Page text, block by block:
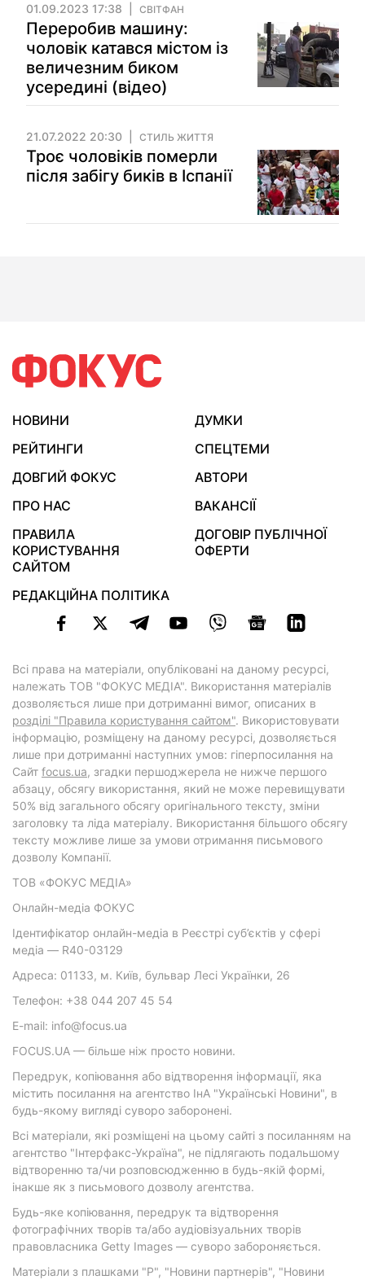
01.09.2023 17:38 СВІТФАН
Переробив машину:
чоловік катався містом із
величезним биком
усередині (відео)
21.07.2022 20:30 СТИЛЬ ЖИТТЯ
Троє чоловіків померли
після забігу биків в Іспанії
НОВИНИ
ДУМКИ
РЕЙТИНГИ
СПЕЦТЕМИ
ДОВГИЙ ФОКУС
АВТОРИ
ПРО НАС
ВАКАНСІЇ
ПРАВИЛА
КОРИСТУВАННЯ
САЙТОМ
ДОГОВІР ПУБЛІЧНОЇ
ОФЕРТИ
РЕДАКЦІЙНА ПОЛІТИКА
Всі права на матеріали, опубліковані на даному ресурсі,
належать ТОВ "ФОКУС МЕДІА". Використання матеріалів
дозволяється лише при дотриманні вимог, описаних в
розділі "Правила користування сайтом". Використовувати
інформацію, розміщену на даному ресурсі, дозволяється
лише при дотриманні наступних умов: гіперпосилання на
Cайт focus.ua, згадки першоджерела не нижче першого
абзацу, обсягу використання, який не може перевищувати
50% від загального обсягу оригінального тексту, зміни
заголовку та ліда матеріалу. Використання більшого обсягу
тексту можливе лише за умови отримання письмового
дозволу Компанії.
ТОВ «ФОКУС МЕДІА»
Онлайн-медіа ФОКУС
Ідентифікатор онлайн-медіа в Реєстрі суб’єктів у сфері
медіа — R40-03129
Адреса: 01133, м. Київ, бульвар Лесі Українки, 26
Телефон: +38 044 207 45 54
E-mail: info@focus.ua
FOCUS.UA — більше ніж просто новини.
Передрук, копіювання або відтворення інформації, яка
містить посилання на агентство ІнА "Українські Новини", в
будь-якому вигляді суворо заборонені.
Всі матеріали, які розміщені на цьому сайті з посиланням на
агентство "Інтерфакс-Україна", не підлягають подальшому
відтворенню та/чи розповсюдженню в будь-якій формі,
інакше як з письмового дозволу агентства.
Будь-яке копіювання, передрук та відтворення
фотографічних творів та/або аудіовізуальних творів
правовласника Getty Images — суворо забороняється.
Матеріали з плашками "Р", "Новини партнерів", "Новини